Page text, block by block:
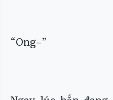
“Ong–”